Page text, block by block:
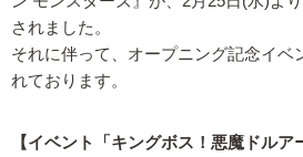
されました。
それに伴って、オープニング記念イベ
れております。
【イベント「キングボス！悪魔ドルア